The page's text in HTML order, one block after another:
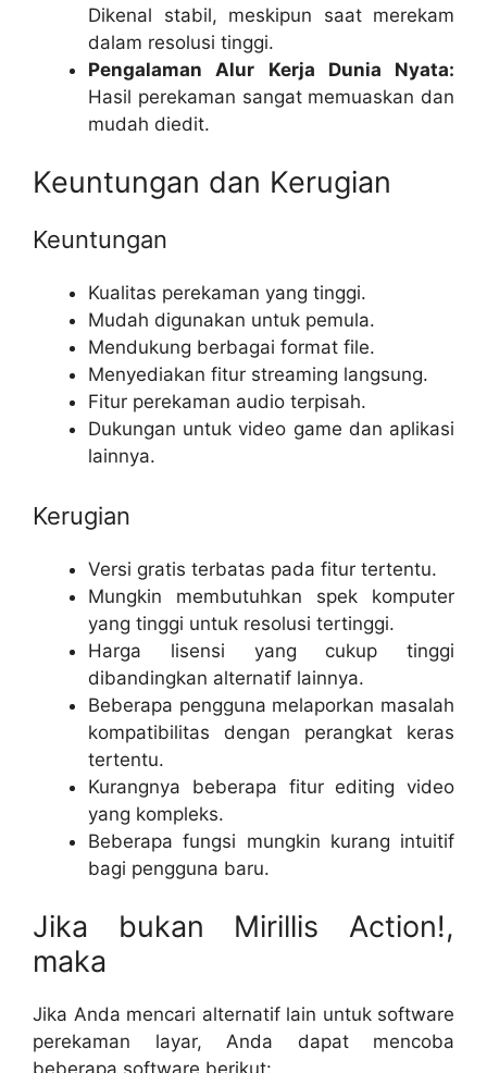
Dikenal stabil, meskipun saat merekam
dalam resolusi tinggi.
Pengalaman Alur Kerja Dunia Nyata:
Hasil perekaman sangat memuaskan dan
mudah diedit.
Keuntungan dan Kerugian
Keuntungan
Kualitas perekaman yang tinggi.
Mudah digunakan untuk pemula.
Mendukung berbagai format file.
Menyediakan fitur streaming langsung.
Fitur perekaman audio terpisah.
Dukungan untuk video game dan aplikasi
lainnya.
Kerugian
Versi gratis terbatas pada fitur tertentu.
Mungkin membutuhkan spek komputer
yang tinggi untuk resolusi tertinggi.
Harga lisensi yang cukup tinggi
dibandingkan alternatif lainnya.
Beberapa pengguna melaporkan masalah
kompatibilitas dengan perangkat keras
tertentu.
Kurangnya beberapa fitur editing video
yang kompleks.
Beberapa fungsi mungkin kurang intuitif
bagi pengguna baru.
Jika bukan Mirillis Action!,
maka
Jika Anda mencari alternatif lain untuk software
perekaman layar, Anda dapat mencoba